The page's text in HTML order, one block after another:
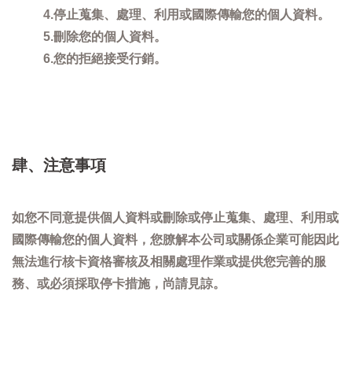
4.停止蒐集、處理、利用或國際傳輸您的個人資料。
5.刪除您的個人資料。
6.您的拒絕接受行銷。
肆、注意事項
如您不同意提供個人資料或刪除或停止蒐集、處理、利用或
國際傳輸您的個人資料，您膫解本公司或關係企業可能因此
無法進行核卡資格審核及相關處理作業或提供您完善的服
務、或必須採取停卡措施，尚請見諒。